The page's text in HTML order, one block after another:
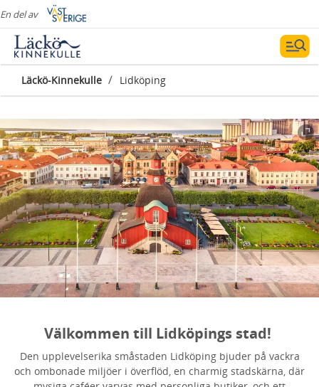
En del av
Läckö-Kinnekulle / Lidköping
Välkommen till Lidköpings stad!
Den upplevelserika småstaden Lidköping bjuder på vackra
och ombonade miljöer i överflöd, en charmig stadskärna, där